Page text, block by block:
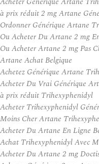
à prix réduit 2 mg Artane
Ordonner Générique Artane
Ou Acheter Du Artane 2 mg
Ou Acheter Artane 2 mg Pas
Artane Achat Belgique
Achetez Générique Artane
Acheter Du Vrai Générique
à prix réduit Trihexyphenidyl
Acheter Trihexyphenidyl
Moins Cher Artane
Acheter Du Artane En Ligne
Achat Trihexyphenidyl Avec
Acheter Du Artane 2 mg